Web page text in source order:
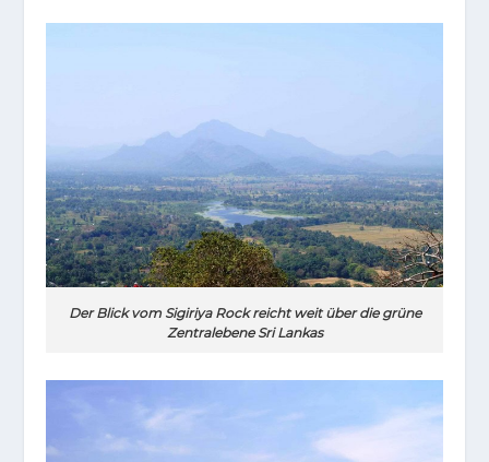
Der Blick vom Sigiriya Rock reicht weit über die grüne
Zentralebene Sri Lankas